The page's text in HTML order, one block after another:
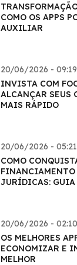
COMO OS APPS
AUXILIAR
20/06/2026 - 09:19
INVISTA COM
ALCANÇAR SEUS
MAIS RÁPIDO
20/06/2026 - 05:21
COMO
FINANCIAMENTO
JURÍDICAS: GUIA
20/06/2026 - 02:10
OS MELHORES
ECONOMIZAR E
MELHOR